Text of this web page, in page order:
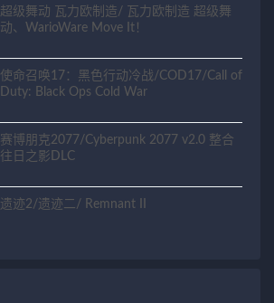
超级舞动 瓦力欧制造/ 瓦力欧制造 超级舞
动、WarioWare Move It！
使命召唤17：黑色行动冷战/COD17/Call of
Duty: Black Ops Cold War
赛博朋克2077/Cyberpunk 2077 v2.0 整合
往日之影DLC
遗迹2/遗迹二/ Remnant II